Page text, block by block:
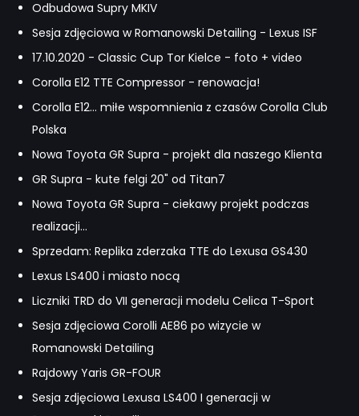
Odbudowa Supry MKIV
Sesja zdjęciowa w Romanowski Detailing - Lexus ISF
17.10.2020 - Classic Cup Tor Kielce - foto + video
Corolla E12 TTE Compressor - renowacja!
Corolla E12... miłe wspomnienia z czasów Corolla Club
Polska
Nowa Toyota GR Supra - projekt dla naszego Klienta
GR Supra - kute felgi 20" od Titan7
Nowa Toyota GR Supra - ciekawy projekt podczas
realizacji...
Sprzedam: Replika zderzaka TTE do Lexusa GS430
Lexus LS400 i miasto nocą
Liczniki TRD do VII generacji modelu Celica T-Sport
Sesja zdjęciowa Corolli AE86 po wizycie w
Romanowski Detailing
Rajdowy Yaris GR-FOUR
Sesja zdjęciowa Lexusa LS400 I generacji w